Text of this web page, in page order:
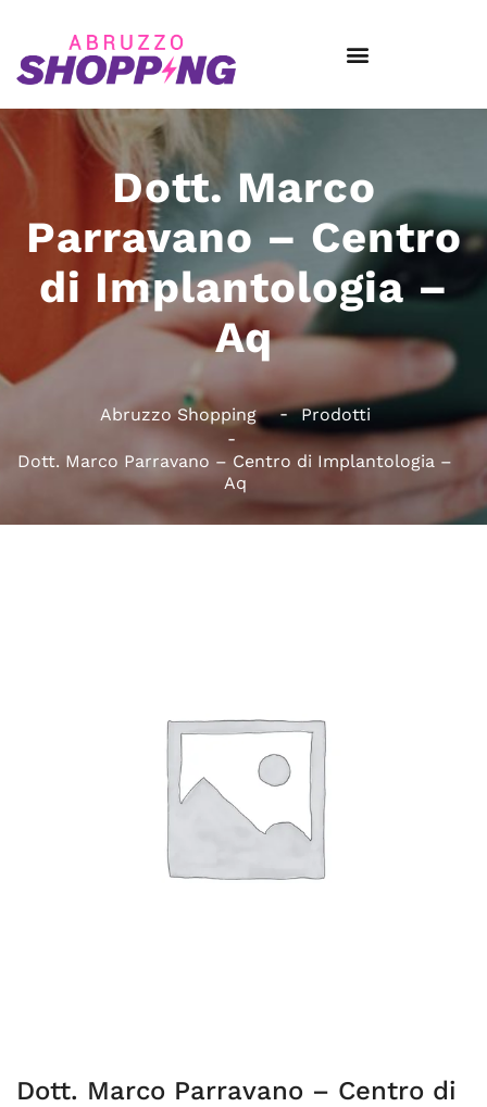
Dott. Marco
Parravano – Centro
di Implantologia –
Aq
Abruzzo Shopping Prodotti
Dott. Marco Parravano – Centro di Implantologia –
Aq
Dott. Marco Parravano – Centro di